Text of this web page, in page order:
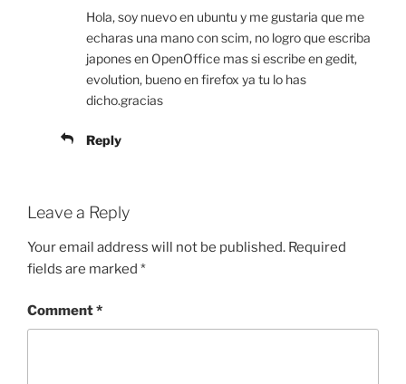
Hola, soy nuevo en ubuntu y me gustaria que me
echaras una mano con scim, no logro que escriba
japones en OpenOffice mas si escribe en gedit,
evolution, bueno en firefox ya tu lo has
dicho.gracias
Reply
Leave a Reply
Your email address will not be published. Required
fields are marked *
Comment*